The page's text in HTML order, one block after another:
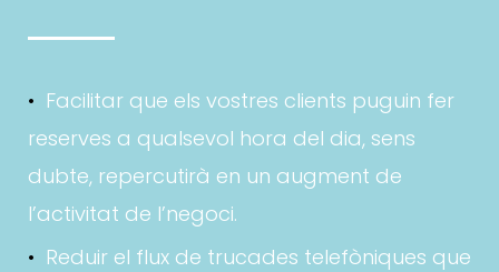
Facilitar que els vostres clients puguin fer
reserves a qualsevol hora del dia, sens
dubte, repercutirà en un augment de
l’activitat de l’negoci.
Reduir el flux de trucades telefòniques que